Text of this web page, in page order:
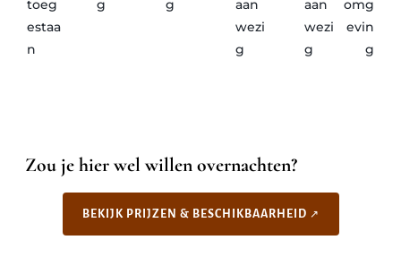
toeg
estaa
n
g g
aan
wezi
g
aan
wezi
g
omg
evin
g
Zou je hier wel willen overnachten?
BEKIJK PRIJZEN & BESCHIKBAARHEID